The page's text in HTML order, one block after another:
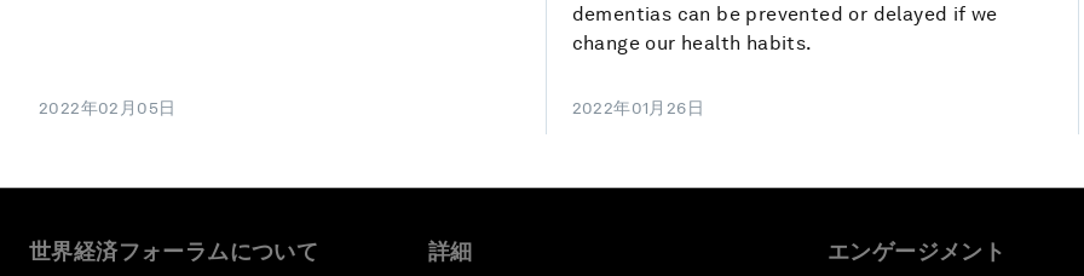
2022年02月05日
dementias can be prevented or delayed if we
change our health habits.
2022年01月26日
世界経済フォーラムについて 詳細 エンゲージメント